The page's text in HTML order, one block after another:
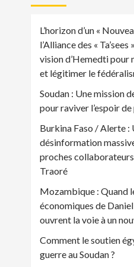
L’horizon d’un «
l’Alliance des «
vision d’Hemedti pour
et légitimer le
Soudan : Une mission
pour raviver l’espoir
Burkina Faso / Alerte :
désinformation
proches
Traoré
Mozambique : Quand
économiques de
ouvrent la voie à un
Comment le soutien
guerre au Soudan ?